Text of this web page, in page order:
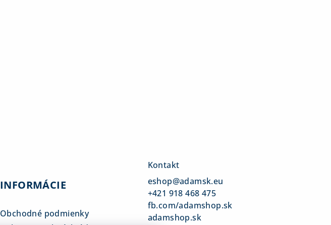
INFORMÁCIE
Obchodné podmienky
Kontakt
eshop@adamsk.eu
+421 918 468 475
fb.com/adamshop.sk
adamshop.sk